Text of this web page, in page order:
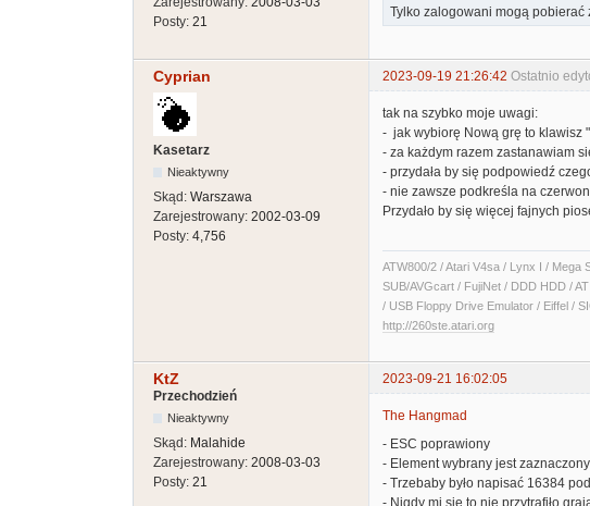
Posty: 21
Tylko zalogowani mogą pobierać
Cyprian 2023-09-19 21:26:42 Ostatnio
Kasetarz
Nieaktywny
Skąd: Warszawa
Zarejestrowany: 2002-03-09
Posty: 4,756
tak na szybko moje uwagi:
- jak wybiorę Nową grę to klawisz
- za każdym razem zastanawiam
- przydała by się podpowiedź
- nie zawsze podkreśla na
Przydało by się więcej fajnych
ATW800/2 / Atari V4sa / Lynx I / Mega
SUB/AVGcart / FujiNet / DDD HDD /
/ USB Floppy Drive Emulator / Eiffel /
http://260ste.atari.org
KtZ
2023-09-21 16:02:05
Przechodzień
Nieaktywny
Skąd: Malahide
Zarejestrowany: 2008-03-03
Posty: 21
The Hangmad
- ESC poprawiony
- Element wybrany jest
- Trzebaby było napisać 16384
- Nigdy mi się to nie przytrafiło